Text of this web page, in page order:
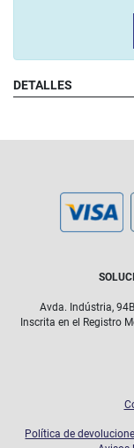
DETALLES
Avda. Indústria,
Inscrita en el Registro
Política de